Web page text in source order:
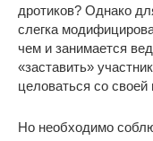
дротиков? Однако
слегка
чем и занимается
«заставить»
целоваться со
Но необходимо